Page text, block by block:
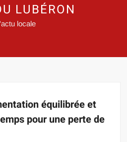
LUBÉRON
locale
équilibrée et
pour une perte de